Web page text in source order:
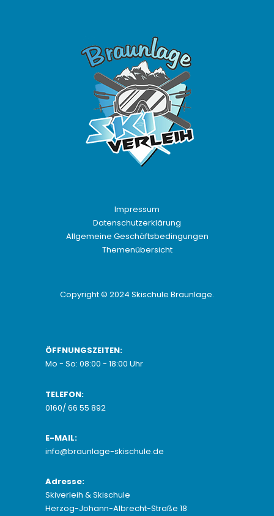
Impressum
Datenschutzerklärung
Allgemeine Geschäftsbedingungen
Themenübersicht
Copyright © 2024 Skischule Braunlage.
ÖFFNUNGSZEITEN:
Mo - So: 08:00 - 18:00 Uhr
TELEFON:
0160/ 66 55 892
E-MAIL:
info@braunlage-skischule.de
Adresse:
Skiverleih & Skischule
Herzog-Johann-Albrecht-Straße 18